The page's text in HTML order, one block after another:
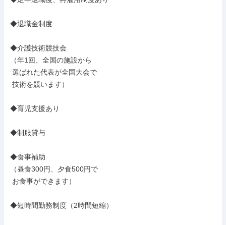
◆退職金制度
◆介護技術競技会
（年1回、全国の施設から
◆育児支援あり
◆制服貸与
◆食事補助
（昼食300円、夕食500円で
◆短時間勤務制度（2時間短縮）